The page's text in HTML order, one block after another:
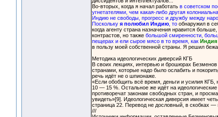
Во-вторых, когда я начал работать в советском
угнетателями, чем какая-либо другая
Индию не свободы, прогресс и дружбу между
Поскольку я полюбил Индию, тообнаружил в
когда агенту страна назначения нравится
контрастов, но также большой смиренности,
пещерах и ели сырое мясо в то время, как
в пользу моей собственной страны. Я решил
Методика идеологических диверсий КГБ
В своих лекциях, интервью и брошюрах
странами, которые надо было ослабить и
речь идёт не о шпионаже.
«Если обобщить всё время, деньги и усилия
10 — 15 %. Остальное же идёт на
противоречат законам свободных стран, и
увидеть»[9]. Идеологическая диверсия имеет
страница 22. Перевод не дословный, в скобках —
///